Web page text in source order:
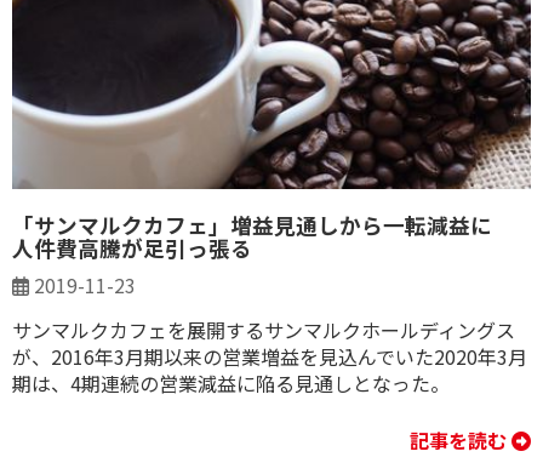
「サンマルクカフェ」増益見通しから一転減益に
人件費高騰が足引っ張る
2019-11-23
サンマルクカフェを展開するサンマルクホールディングス
が、2016年3月期以来の営業増益を見込んでいた2020年3月
期は、4期連続の営業減益に陥る見通しとなった。
記事を読む